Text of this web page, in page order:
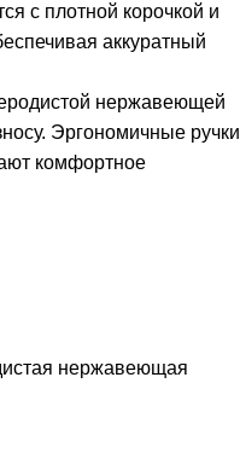
с плотной корочкой и
аккуратный
нержавеющей
Эргономичные ручки
комфортное
нержавеющая